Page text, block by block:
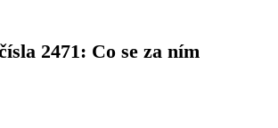
2471: Co se za ním